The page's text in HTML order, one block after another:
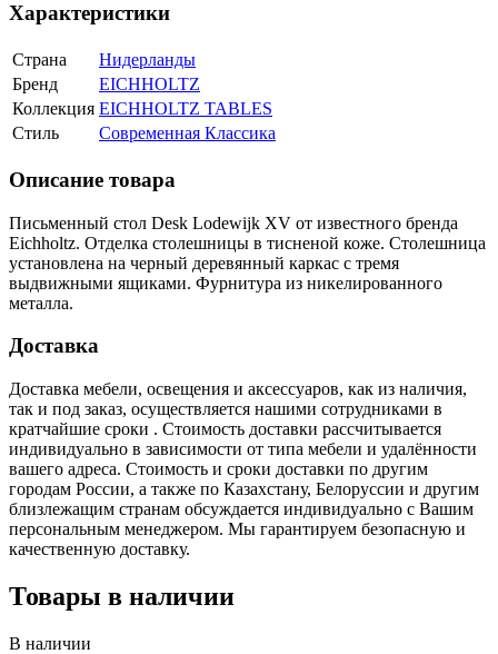
Характеристики
Страна
Нидерланды
Бренд
EICHHOLTZ
Коллекция EICHHOLTZ TABLES
Стиль
Современная Классика
Описание товара
Письменный стол Desk Lodewijk XV от известного бренда
Eichholtz. Отделка столешницы в тисненой коже. Столешница
установлена на черный деревянный каркас с тремя
выдвижными ящиками. Фурнитура из никелированного
металла.
Доставка
Доставка мебели, освещения и аксессуаров, как из наличия,
так и под заказ, осуществляется нашими сотрудниками в
кратчайшие сроки . Стоимость доставки рассчитывается
индивидуально в зависимости от типа мебели и удалённости
вашего адреса. Стоимость и сроки доставки по другим
городам России, а также по Казахстану, Белоруссии и другим
близлежащим странам обсуждается индивидуально с Вашим
персональным менеджером. Мы гарантируем безопасную и
качественную доставку.
Товары в наличии
В наличии